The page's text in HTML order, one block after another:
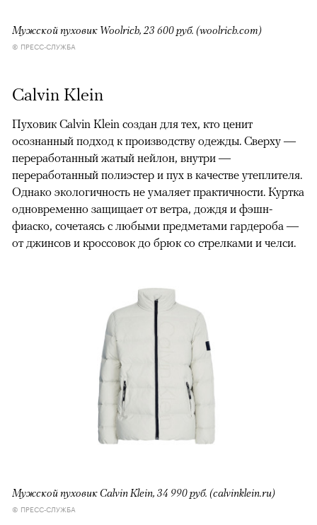
Мужской пуховик Woolrich, 23 600 руб. (woolrich.com)
© ПРЕСС-СЛУЖБА
Calvin Klein
Пуховик Calvin Klein создан для тех, кто ценит
осознанный подход к производству одежды. Сверху —
переработанный жатый нейлон, внутри —
переработанный полиэстер и пух в качестве утеплителя.
Однако экологичность не умаляет практичности. Куртка
одновременно защищает от ветра, дождя и фэшн-
фиаско, сочетаясь с любыми предметами гардероба —
от джинсов и кроссовок до брюк со стрелками и челси.
Мужской пуховик Calvin Klein, 34 990 руб. (calvinklein.ru)
© ПРЕСС-СЛУЖБА